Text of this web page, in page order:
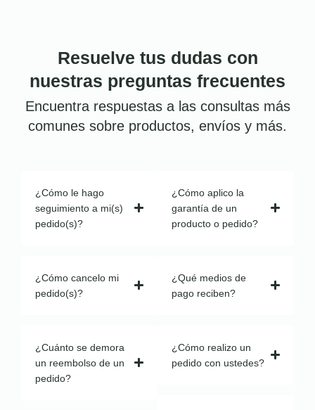
Resuelve tus dudas con
nuestras preguntas frecuentes
Encuentra respuestas a las consultas más
comunes sobre productos, envíos y más.
¿Cómo le hago
seguimiento a mi(s)
pedido(s)?
¿Cómo cancelo mi
pedido(s)?
¿Cuánto se demora
un reembolso de un
pedido?
¿Cómo aplico la
garantía de un
producto o pedido?
¿Qué medios de
pago reciben?
¿Cómo realizo un
pedido con ustedes?